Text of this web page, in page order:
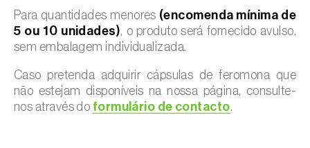
Para quantidades menores (encomenda mínima de
5 ou 10 unidades), o produto será fornecido avulso,
sem embalagem individualizada.
Caso pretenda adquirir cápsulas de feromona que
não estejam disponíveis na nossa página, consulte-
nos através do formulário de contacto.